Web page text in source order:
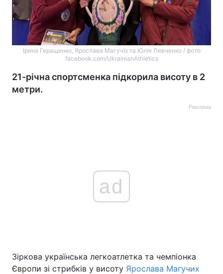
Ірина Геращенко, Ярослава Магучіх та Юлія Левченко / фото
facebook.com/UkrainianAthletics
21-річна спортсменка підкорила висоту в 2
метри.
Реклама
ad
Зіркова українська легкоатлетка та чемпіонка
Європи зі стрибків у висоту Ярослава Магучих